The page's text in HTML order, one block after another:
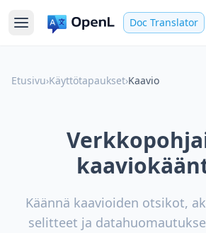
Doc Translator
Etusivu›Käyttötapaukset›Kaavio
Käännä kaavioiden otsikot,
selitteet ja